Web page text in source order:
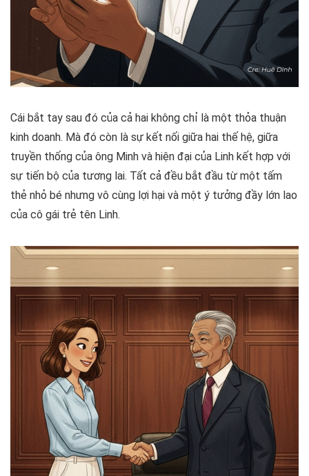
Cái bắt tay sau đó của cả hai không chỉ là một thỏa thuận
kinh doanh. Mà đó còn là sự kết nối giữa hai thế hệ, giữa
truyền thống của ông Minh và hiện đại của Linh kết hợp với
sự tiến bộ của tương lai. Tất cả đều bắt đầu từ một tấm
thẻ nhỏ bé nhưng vô cùng lợi hại và một ý tưởng đầy lớn lao
của cô gái trẻ tên Linh.